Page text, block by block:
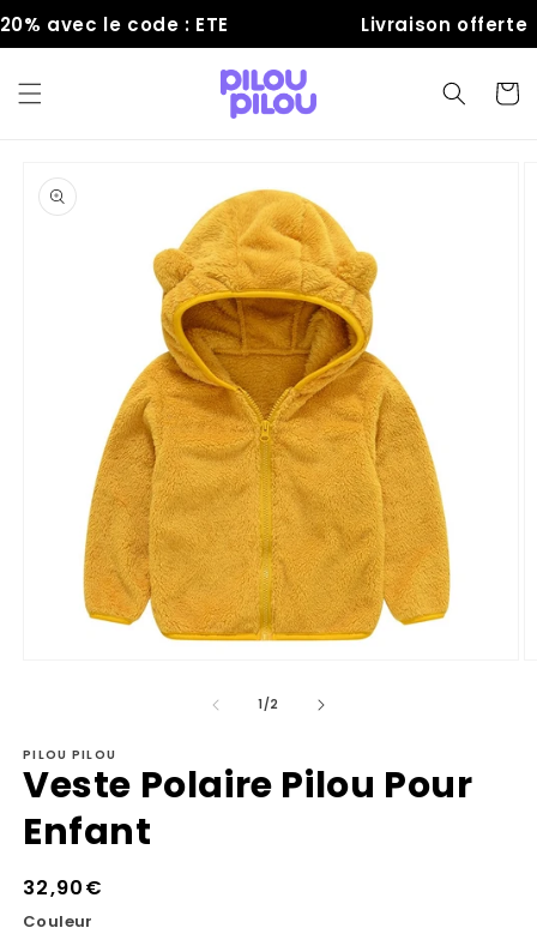
passer
au
avec le code : ETE Livraison offerte
Panier
informations
produits
une
fenêtre
modale
1/de
2
PILOU PILOU
Veste Polaire Pilou Pour
Enfant
Prix
habituel
32,90€
Couleur